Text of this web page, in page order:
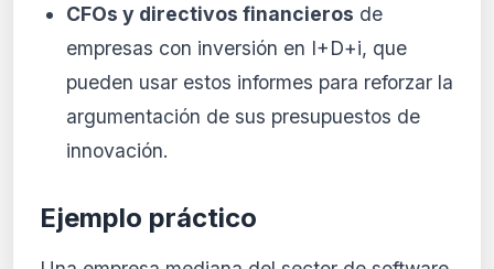
CFOs y directivos financieros de
empresas con inversión en I+D+i, que
pueden usar estos informes para reforzar la
argumentación de sus presupuestos de
innovación.
Ejemplo práctico